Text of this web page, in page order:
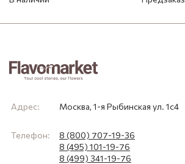
Адрес: Москва, 1-я Рыбинская ул. 1с4
Телефон:
8 (800) 707-19-36
8 (495) 101-19-76
8 (499) 341-19-76